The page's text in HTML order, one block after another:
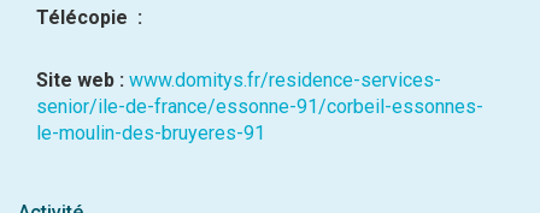
Télécopie :
Site web : www.domitys.fr/residence-services-
senior/ile-de-france/essonne-91/corbeil-essonnes-
le-moulin-des-bruyeres-91